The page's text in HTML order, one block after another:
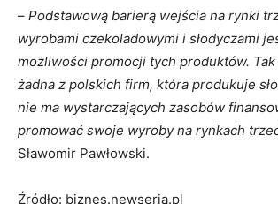
– Podstawową barierą wejścia na rynki
wyrobami czekoladowymi i słodyczami
możliwości promocji tych produktów.
żadna z polskich firm, która produkuje
nie ma wystarczających zasobów
promować swoje wyroby na rynkach
Sławomir Pawłowski.
Źródło: biznes.newseria.pl